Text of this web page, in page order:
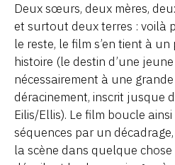
Deux sœurs, deux mères,
et surtout deux terres : voilà
le reste, le film s’en tient à
histoire (le destin d’une
nécessairement à une
déracinement, inscrit jusque
Eilis/Ellis). Le film boucle
séquences par un
la scène dans quelque